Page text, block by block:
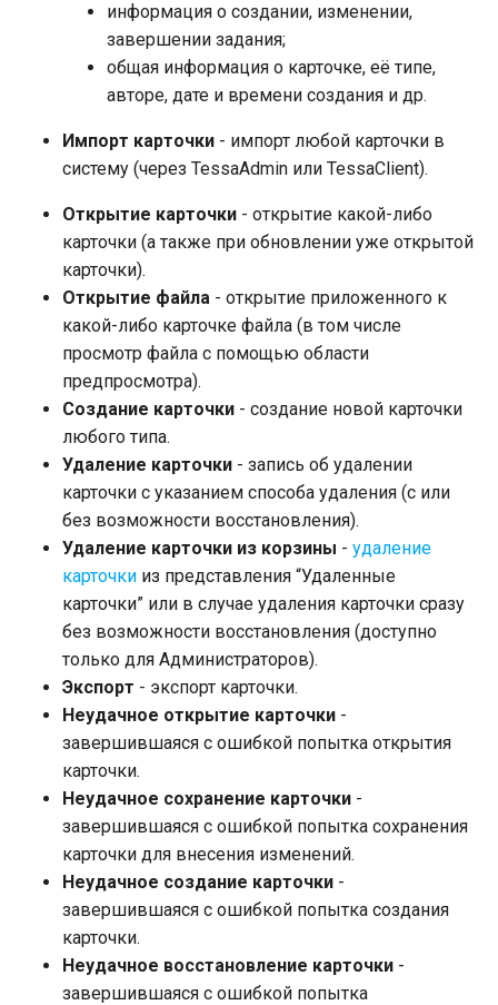
информация о создании, изменении,
завершении задания;
общая информация о карточке, её типе,
авторе, дате и времени создания и др.
Импорт карточки - импорт любой карточки в
систему (через TessaAdmin или TessaClient).
Открытие карточки - открытие какой-либо
карточки (а также при обновлении уже открытой
карточки).
Открытие файла - открытие приложенного к
какой-либо карточке файла (в том числе
просмотр файла с помощью области
предпросмотра).
Создание карточки - создание новой карточки
любого типа.
Удаление карточки - запись об удалении
карточки с указанием способа удаления (с или
без возможности восстановления).
Удаление карточки из корзины - удаление
карточки из представления “Удаленные
карточки” или в случае удаления карточки сразу
без возможности восстановления (доступно
только для Администраторов).
Экспорт - экспорт карточки.
Неудачное открытие карточки -
завершившаяся с ошибкой попытка открытия
карточки.
Неудачное сохранение карточки -
завершившаяся с ошибкой попытка сохранения
карточки для внесения изменений.
Неудачное создание карточки -
завершившаяся с ошибкой попытка создания
карточки.
Неудачное восстановление карточки -
завершившаяся с ошибкой попытка